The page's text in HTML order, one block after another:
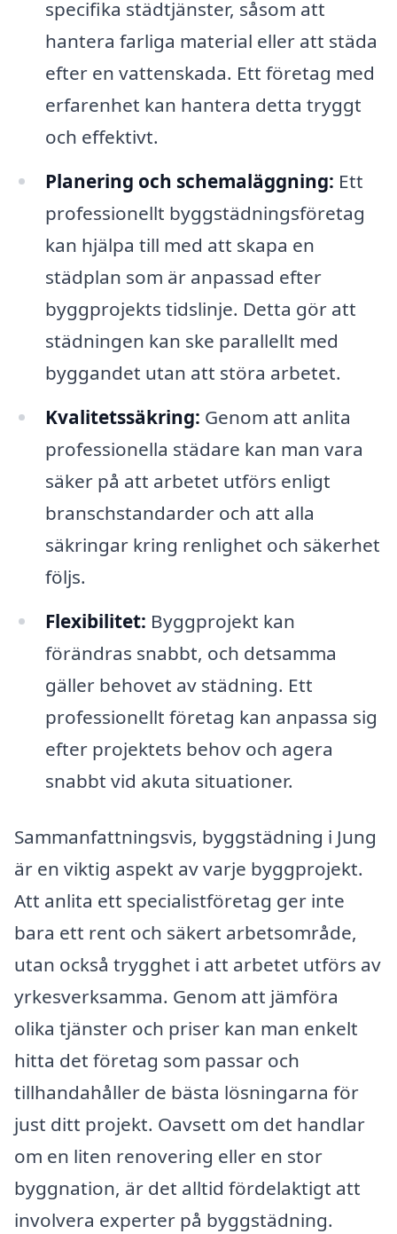
specifika städtjänster, såsom att
hantera farliga material eller att städa
efter en vattenskada. Ett företag med
erfarenhet kan hantera detta tryggt
och effektivt.
Planering och schemaläggning: Ett
professionellt byggstädningsföretag
kan hjälpa till med att skapa en
städplan som är anpassad efter
byggprojekts tidslinje. Detta gör att
städningen kan ske parallellt med
byggandet utan att störa arbetet.
Kvalitetssäkring: Genom att anlita
professionella städare kan man vara
säker på att arbetet utförs enligt
branschstandarder och att alla
säkringar kring renlighet och säkerhet
följs.
Flexibilitet: Byggprojekt kan
förändras snabbt, och detsamma
gäller behovet av städning. Ett
professionellt företag kan anpassa sig
efter projektets behov och agera
snabbt vid akuta situationer.
Sammanfattningsvis, byggstädning i Jung
är en viktig aspekt av varje byggprojekt.
Att anlita ett specialistföretag ger inte
bara ett rent och säkert arbetsområde,
utan också trygghet i att arbetet utförs av
yrkesverksamma. Genom att jämföra
olika tjänster och priser kan man enkelt
hitta det företag som passar och
tillhandahåller de bästa lösningarna för
just ditt projekt. Oavsett om det handlar
om en liten renovering eller en stor
byggnation, är det alltid fördelaktigt att
involvera experter på byggstädning.